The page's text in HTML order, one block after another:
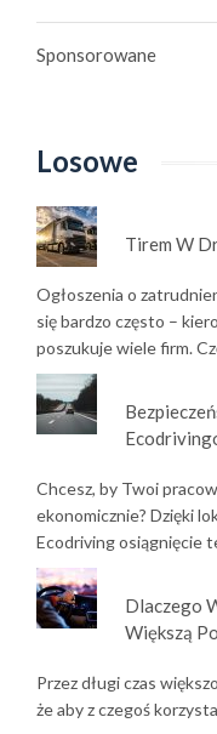
Sponsorowane
Losowe
Tirem W
Ogłoszenia o
się bardzo często –
poszukuje wiele firm.
Chcesz, by Twoi
ekonomicznie? Dzięki
Ecodriving osiągnięcie
Dlaczego
Większą
Przez długi czas
że aby z czegoś